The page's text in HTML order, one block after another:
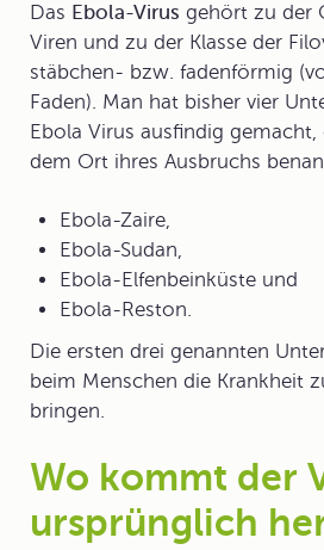
Das Ebola-Virus gehört zu der
Viren und zu der Klasse der
stäbchen- bzw. fadenförmig
Faden). Man hat bisher vier
Ebola Virus ausfindig gemacht,
dem Ort ihres Ausbruchs
Ebola-Zaire,
Ebola-Sudan,
Ebola-Elfenbeinküste und
Ebola-Reston.
Die ersten drei genannten
beim Menschen die Krankheit
bringen.
Wo kommt der
ursprünglich